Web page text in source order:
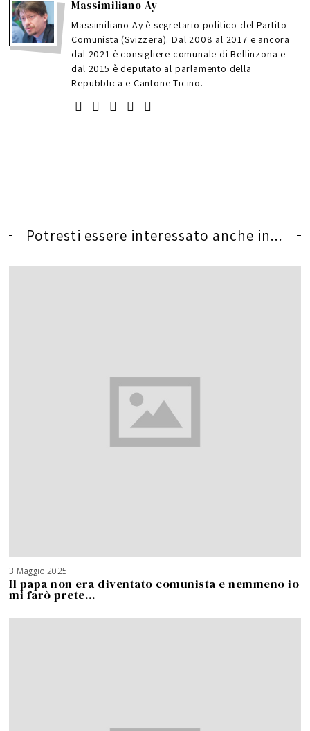
Massimiliano Ay
Massimiliano Ay è segretario politico del Partito
Comunista (Svizzera). Dal 2008 al 2017 e ancora
dal 2021 è consigliere comunale di Bellinzona e
dal 2015 è deputato al parlamento della
Repubblica e Cantone Ticino.
Potresti essere interessato anche in...
3 Maggio 2025
Il papa non era diventato comunista e nemmeno io
mi farò prete…